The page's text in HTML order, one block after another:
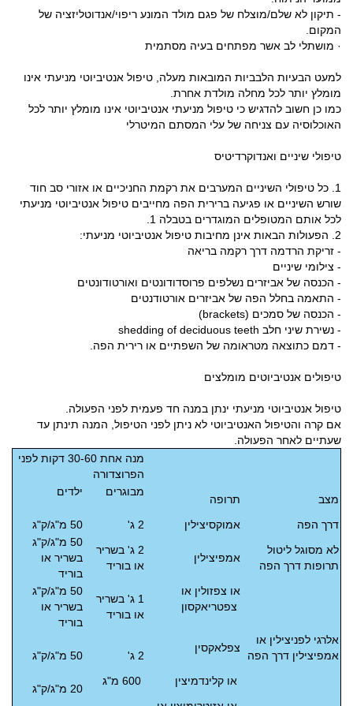
- תיקון לא שלם/מוצלח של פגם מולד המונע ריפוי/אנדוטליזציה של
המקום.
· מושתלי לב אשר מפתחים בעיה מסתמית
למעט הבעיות הלבביות המובאות מעלה, טיפול אנטיביוטי מניעתי אינו
מומלץ יותר לכל מחלה מולדת אחרת.
כמו כן חשוב להדגיש כי טיפול מניעתי אנטיביוטי אינו מומלץ יותר לכל
האוכלוסיה עם צניחה של עלי המסתם המיטרלי
טיפולי שיניים ואנדוקרדיטיס
1. כל טיפולי השיניים המערבים את רקמת החניכיים או אזורי סב חוד
שורש השיניים או פגיעה ברירית הפה מחייבים טיפול אנטיביוטי מניעתי
לכל אותם המטופלים המוגדרים בטבלה 1.
2. הפעולות הבאות אינן מחיבות טיפול אנטיביוטי מניעתי:
- זריקת הרדמה דרך רקמה בריאה
- צילומי שיניים
- הכנסה של אביזרים נשלפים פרוסדודונטים ואורטודונטים
- התאמה בחלל הפה של אביזרים אורטודנטים
- הכנסה של סמכים (brackets)
- נשירת שיני חלב shedding of deciduous teeth
- דמם כתוצאה מטראומה של השפתיים או רירית הפה.
טיפולים אנטיביוטים מומלצים
טיפול אנטיביוטי מניעתי ינתן במנה חד פעמית לפני הפעולה.
אם קרה והטיפול האנטיביוטי לא ניתן לפני הטיפול, המנה תינתן עד
שעתיים לאחר הפעולה.
מנה אחת 30-60 דקות לפני
הפרוצדורה
מצב
תרופה
מבוגרים ילדים
דרך הפה אמוקסיצילין 2 ג'
50 מ"ג/ק"ג
לא מסוגל ליטול
תרופות דרך הפה
אמפיצילין
2 ג' בשריר
או בוריד
50 מ"ג/ק"ג
בשריר או
בוריד
או צפזולין או
צפטריאקסון
1 ג' בשריר
או בוריד
50 מ"ג/ק"ג
בשריר או
בוריד
אלרגי לפניצילין או
אמפיצילין דרך הפה
צפלאקסין
2 ג'
50 מ"ג/ק"ג
או קלינדמיצין
20 מ"ג/ק"ג